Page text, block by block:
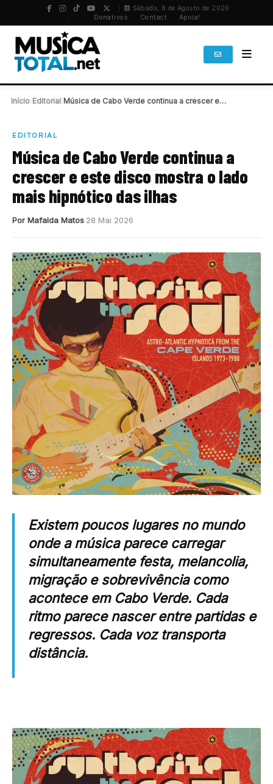
Sábado, 8 de Agosto de 2026
Donativos Contact Apoia!
Início Editorial Música de Cabo Verde continua a crescer e…
EDITORIAL
Música de Cabo Verde continua a
crescer e este disco mostra o lado
mais hipnótico das ilhas
Por Mafalda Matos 28 Mai 2026
Existem poucos lugares no mundo
onde a música parece carregar
simultaneamente festa, melancolia,
migração e sobrevivência como
acontece em Cabo Verde. Cada
ritmo parece nascer entre partidas e
regressos. Cada voz transporta
distância.